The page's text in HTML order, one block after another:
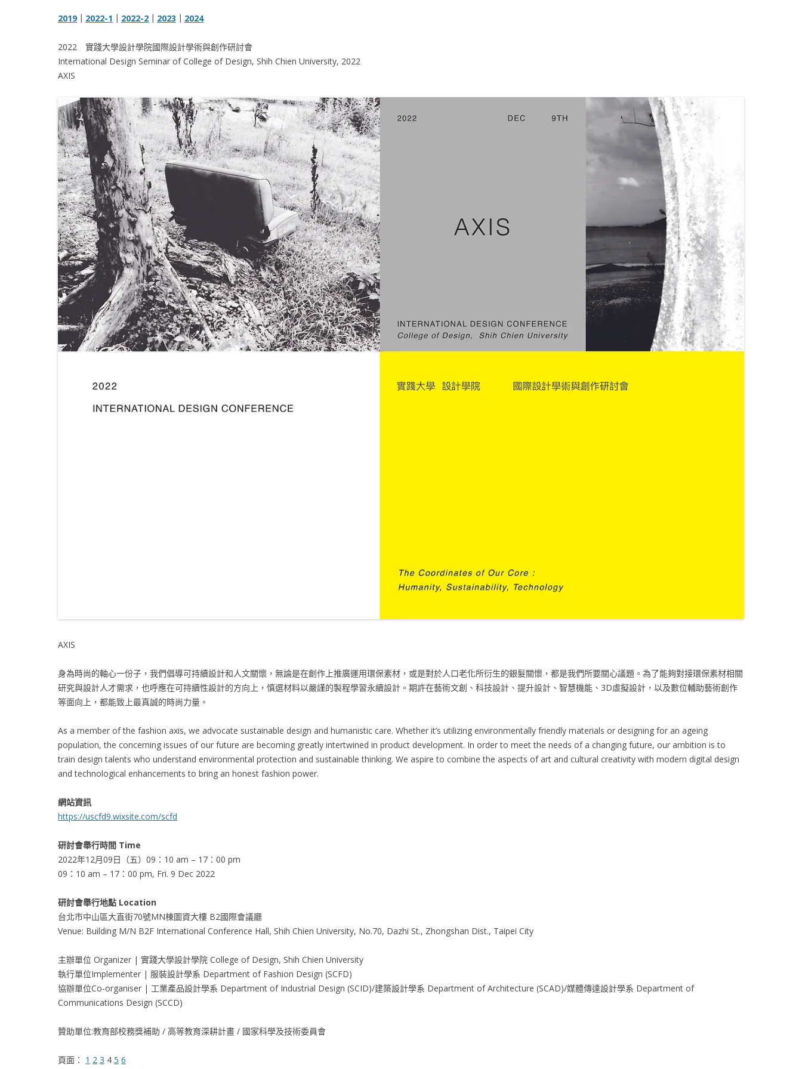
2019 ｜ 2022-1 ｜ 2022-2 ｜ 2023 ｜ 2024
2022 實踐大學設計學院國際設計學術與創作研討會
International Design Seminar of College of Design, Shih Chien University, 2022
AXIS
AXIS
身為時尚的軸心一份子，我們倡導可持續設計和人文關懷，無論是在創作上推廣運用環保素材，或是對於人口老化所衍生的銀髮關懷，都是我們所要關心議題。為了能夠對接環保素材相關
研究與設計人才需求，也呼應在可持續性設計的方向上，慎選材料以嚴謹的製程學習永續設計。期許在藝術文創、科技設計、提升設計、智慧機能、3D虛擬設計，以及數位輔助藝術創作
等面向上，都能致上最真誠的時尚力量。
As a member of the fashion axis, we advocate sustainable design and humanistic care. Whether it’s utilizing environmentally friendly materials or designing for an ageing
population, the concerning issues of our future are becoming greatly intertwined in product development. In order to meet the needs of a changing future, our ambition is to
train design talents who understand environmental protection and sustainable thinking. We aspire to combine the aspects of art and cultural creativity with modern digital design
and technological enhancements to bring an honest fashion power.
網站資訊
https://uscfd9.wixsite.com/scfd
研討會舉行時間 Time
2022年12月09日（五）09：10 am – 17：00 pm
09：10 am – 17：00 pm, Fri. 9 Dec 2022
研討會舉行地點 Location
台北市中山區大直街70號MN棟圖資大樓 B2國際會議廳
Venue: Building M/N B2F International Conference Hall, Shih Chien University, No.70, Dazhi St., Zhongshan Dist., Taipei City
主辦單位 Organizer | 實踐大學設計學院 College of Design, Shih Chien University
執行單位Implementer | 服裝設計學系 Department of Fashion Design (SCFD)
協辦單位Co-organiser | 工業產品設計學系 Department of Industrial Design (SCID)/建築設計學系 Department of Architecture (SCAD)/媒體傳達設計學系 Department of
Communications Design (SCCD)
贊助單位:教育部校務獎補助 / 高等教育深耕計畫 / 國家科學及技術委員會
頁面： 1 2 3 4 5 6